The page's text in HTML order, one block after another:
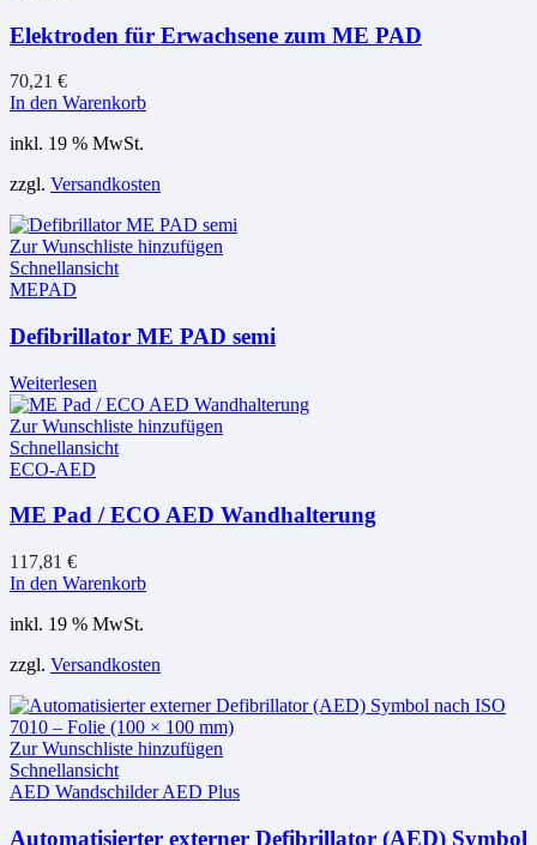
Produktseite
Elektroden für Erwachsene zum ME PAD
70,21 €
In den Warenkorb
inkl. 19 % MwSt.
zzgl. Versandkosten
Zur Wunschliste hinzufügen
Schnellansicht
MEPAD
Defibrillator ME PAD semi
Weiterlesen
Zur Wunschliste hinzufügen
Schnellansicht
ECO-AED
ME Pad / ECO AED Wandhalterung
117,81 €
In den Warenkorb
inkl. 19 % MwSt.
zzgl. Versandkosten
Zur Wunschliste hinzufügen
Schnellansicht
AED Wandschilder AED Plus
Automatisierter externer Defibrillator (AED) Symbol